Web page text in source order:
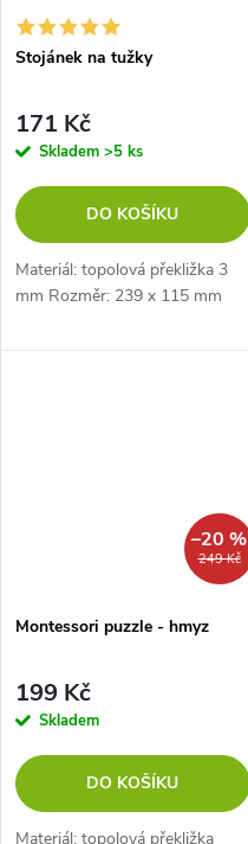
Stojánek na tužky
171 Kč
Skladem >5 ks
DO KOŠÍKU
Materiál: topolová překližka 3
mm Rozměr: 239 x 115 mm
249 Kč
–20 %
Montessori puzzle - hmyz
199 Kč
Skladem
DO KOŠÍKU
Materiál: topolová překližka